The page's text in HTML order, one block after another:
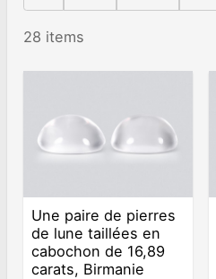
28 items
Une paire de pierres
de lune taillées en
cabochon de 16,89
carats, Birmanie